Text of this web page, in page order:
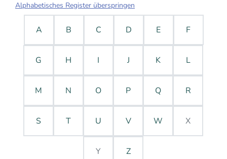
Alphabetisches Register überspringen
A B C D E F
G H I J K L
M N O P Q R
S T U V W X
Y Z